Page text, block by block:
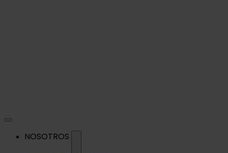
NOSOTROS